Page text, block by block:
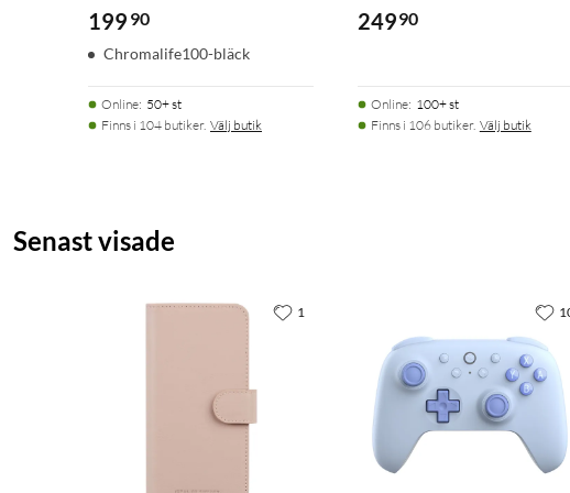
199 90
Chromalife100-bläck
Online: 50+ st
Finns i 104 butiker. Välj butik
24990
Online: 100+ st
Finns i 106 butiker. Välj butik
Senast visade
1